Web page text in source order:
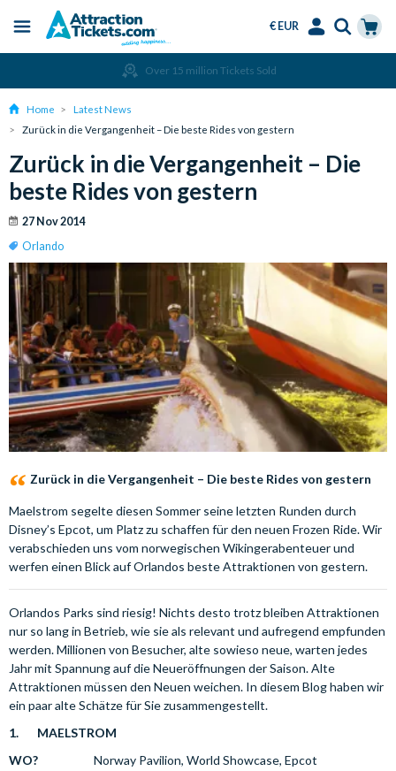
content
Menu
€ EUR
Over 15 million Tickets Sold
Home
Latest News
Zurück in die Vergangenheit – Die beste Rides von gestern
Zurück in die Vergangenheit – Die
beste Rides von gestern
27 Nov 2014
Orlando
Zurück in die Vergangenheit – Die beste Rides von gestern
Maelstrom segelte diesen Sommer seine letzten Runden durch
Disney’s Epcot, um Platz zu schaffen für den neuen Frozen Ride. Wir
verabschieden uns vom norwegischen Wikingerabenteuer und
werfen einen Blick auf Orlandos beste Attraktionen von gestern.
Orlandos Parks sind riesig! Nichts desto trotz bleiben Attraktionen
nur so lang in Betrieb, wie sie als relevant und aufregend empfunden
werden. Millionen von Besucher, alte sowieso neue, warten jedes
Jahr mit Spannung auf die Neueröffnungen der Saison. Alte
Attraktionen müssen den Neuen weichen. In diesem Blog haben wir
ein paar alte Schätze für Sie zusammengestellt.
1. MAELSTROM
WO?
Norway Pavilion, World Showcase, Epcot